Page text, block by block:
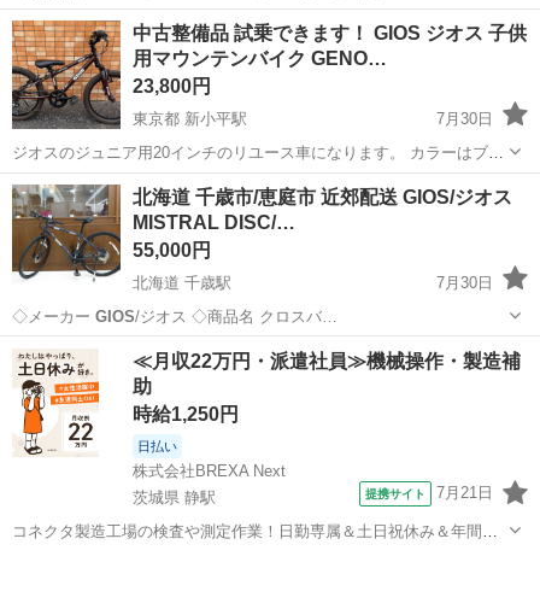
愛知 日進市 赤池駅 ロードバイク
中古整備品 試乗できます！ GIOS ジオス 子供
用マウンテンバイク GENO…
23,800円
東京都 新小平駅
7月30日
ジオスのジュニア用20インチのリユース車になります。 カラーはブラ
ウン ２0インチは推奨身長110cm~になります。 サイドスタンド付きで
す。 タイヤサイズ:20x2.125（英式） 変速:6段 ブレーキ...
東京 小平市 新小平駅 マウンテンバイク
北海道 千歳市/恵庭市 近郊配送 GIOS/ジオス
MISTRAL DISC/…
55,000円
北海道 千歳駅
7月30日
◇メーカー GIOS /ジオス ◇商品名 クロスバ…
北海道 千歳市 千歳駅 クロスバイク ミストラル
≪月収22万円・派遣社員≫機械操作・製造補
助
時給1,250円
日払い
株式会社BREXA Next
茨城県 静駅
提携サイト 7月21日
コネクタ製造工場の検査や測定作業！日勤専属＆土日祝休み＆年間休